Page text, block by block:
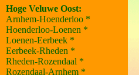
Hoge Veluwe Oost:
Arnhem-Hoenderloo *
Hoenderloo-Loenen *
Loenen-Eerbeek *
Eerbeek-Rheden *
Rheden-Rozendaal *
Rozendaal-Arnhem *